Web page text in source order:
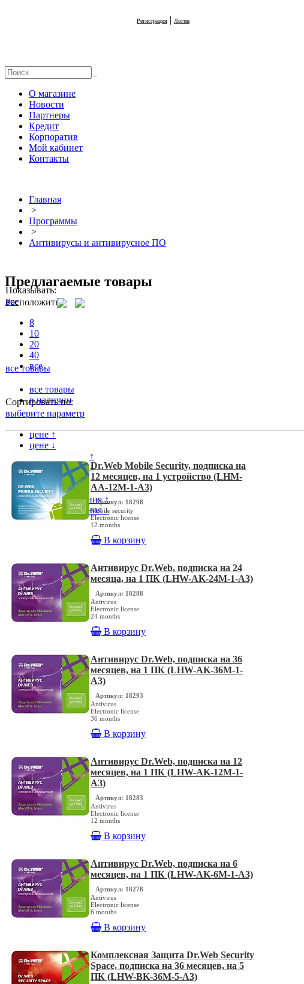
Регистрация | Логин
О магазине
Новости
Партнеры
Кредит
Корпоратив
Мой кабинет
Контакты
Главная
>
Программы
>
Антивирусы и антивирусное ПО
Предлагаемые товары
Расположить
Показывать:
все
8
10
20
40
все
все товары
все товары
в наличии
Сортировать по:
выберите параметр
цене ↑
цене ↓
популярности ↑
популярности ↓
модели ↑
модели ↓
дате поступления ↑
дате поступления ↓
Dr.Web Mobile Security, подписка на
12 месяцев, на 1 устройство (LHM-
AA-12M-1-A3)
Артикул: 18298
Mobile security
Electronic license
12 months
В корзину
Антивирус Dr.Web, подписка на 24
месяца, на 1 ПК (LHW-AK-24M-1-A3)
Артикул: 18288
Antivirus
Electronic license
24 months
В корзину
Антивирус Dr.Web, подписка на 36
месяцев, на 1 ПК (LHW-AK-36M-1-
A3)
Артикул: 18293
Antivirus
Electronic license
36 months
В корзину
Антивирус Dr.Web, подписка на 12
месяцев, на 1 ПК (LHW-AK-12M-1-
A3)
Артикул: 18283
Antivirus
Electronic license
12 months
В корзину
Антивирус Dr.Web, подписка на 6
месяцев, на 1 ПК (LHW-AK-6M-1-A3)
Артикул: 18278
Antivirus
Electronic license
6 months
В корзину
Комплексная Защита Dr.Web Security
Space, подписка на 36 месяцев, на 5
ПК (LHW-BK-36M-5-A3)